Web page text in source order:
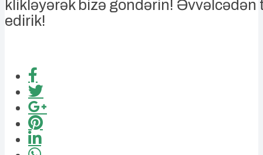
klikləyərək bizə göndərin! Əvvəlcədən
edirik!